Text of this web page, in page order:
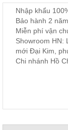
Bàn
Cây
, đồ
Nhập khẩu
Bảo hành 2 năm
Miễn phí vận
Showroom HN:
mới Đại Kim,
Chi nhánh Hồ